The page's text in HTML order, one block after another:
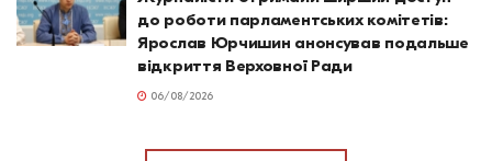
до роботи парламентських комітетів:
Ярослав Юрчишин анонсував подальше
відкриття Верховної Ради
06/08/2026